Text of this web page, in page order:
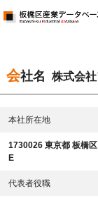
会社名 株式会
本社所在地
1730026 東京都 板橋
E
代表者役職